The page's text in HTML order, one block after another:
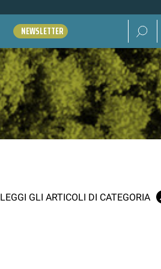
NEWSLETTER Ricerca per:
LEGGI GLI ARTICOLI DI CATEGORIA